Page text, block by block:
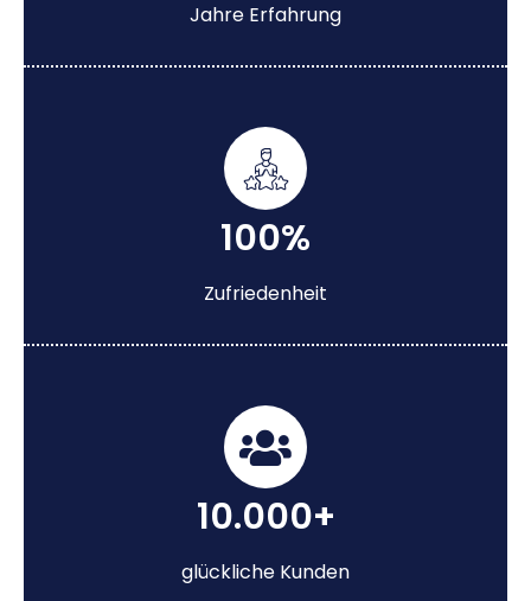
Jahre Erfahrung
100%
Zufriedenheit
10.000+
glückliche Kunden